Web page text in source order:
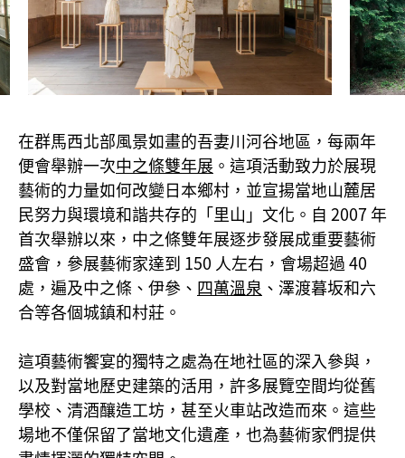
在群馬西北部風景如畫的吾妻川河谷地區，每兩年
便會舉辦一次中之條雙年展 。這項活動致力於展現
藝術的力量如何改變日本鄉村，並宣揚當地山麓居
民努力與環境和諧共存的「里山」文化。自 2007 年
首次舉辦以來，中之條雙年展逐步發展成重要藝術
盛會，參展藝術家達到 150 人左右，會場超過 40
處，遍及中之條、伊參、 四萬溫泉 、澤渡暮坂和六
合等各個城鎮和村莊。
這項藝術饗宴的獨特之處為在地社區的深入參與，
以及對當地歷史建築的活用，許多展覽空間均從舊
學校、清酒釀造工坊，甚至火車站改造而來。這些
場地不僅保留了當地文化遺產，也為藝術家們提供